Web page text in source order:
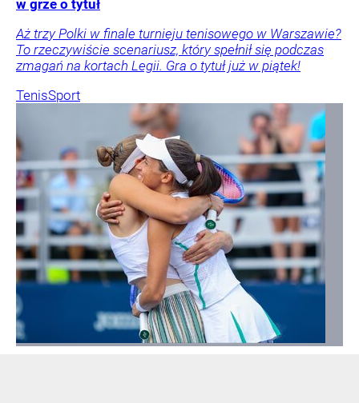
w grze o tytuł
Aż trzy Polki w finale turnieju tenisowego w Warszawie?
To rzeczywiście scenariusz, który spełnił się podczas
zmagań na kortach Legii. Gra o tytuł już w piątek!
TenisSport